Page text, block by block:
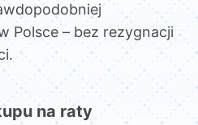
Polsce – bez rezygnacji
na raty